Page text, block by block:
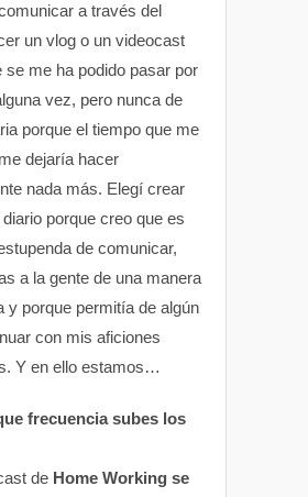
a través del
un vlog o un videocast
se me ha podido pasar por
vez, pero nunca de
porque el tiempo que me
dejaría hacer
nada más. Elegí crear
porque creo que es
de comunicar,
a la gente de una manera
y porque permitía de algún
con mis aficiones
Y en ello estamos…
frecuencia subes los
de Home Working se